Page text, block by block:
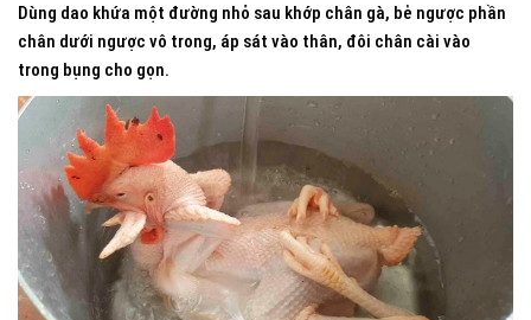
Dùng dao khứa một đường nhỏ sau khớp chân gà, bẻ ngược phần
chân dưới ngược vô trong, áp sát vào thân, đôi chân cài vào
trong bụng cho gọn.